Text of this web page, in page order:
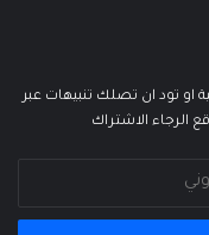
او تود ان تصلك تنبيهات عبر
الرجاء الاشتراك